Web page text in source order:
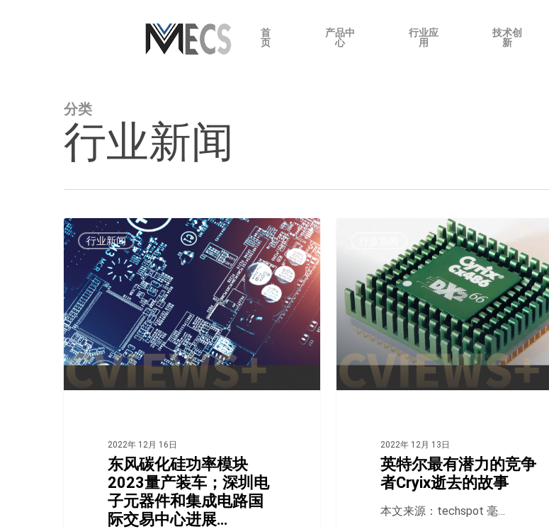
点击进入搜索或ESC关闭
首
页
产品中
心
行业应
用
技术创
新
分类
行业新闻
行业新闻
2022年 12月 16日
东风碳化硅功率模块
2023量产装车；深圳电
子元器件和集成电路国
际交易中心进展…
2022年 12月 13日
英特尔最有潜力的竞争
者Cryix逝去的故事
本文来源：techspot 毫…